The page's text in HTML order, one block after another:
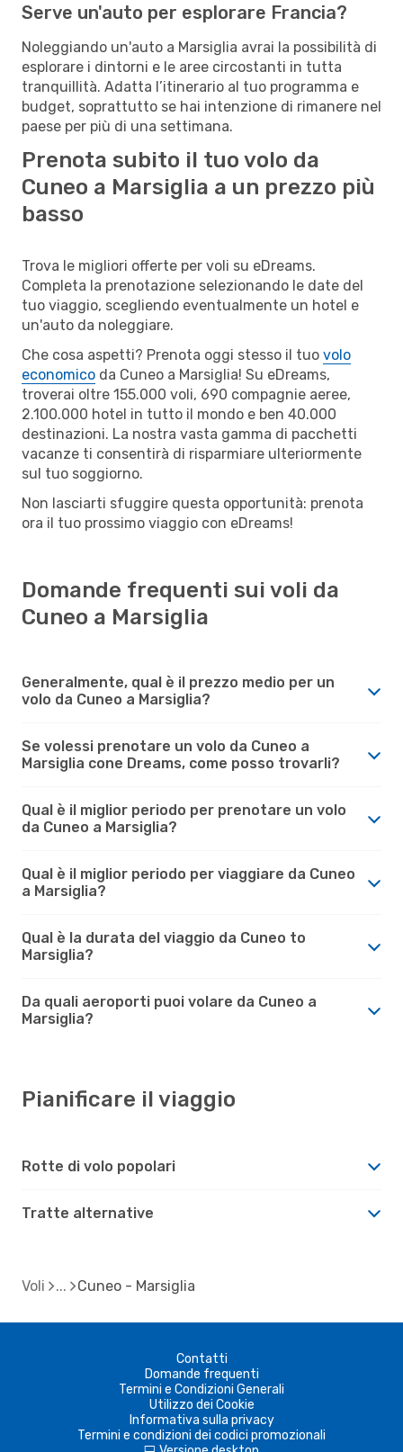
Serve un'auto per esplorare Francia?
Noleggiando un'auto a Marsiglia avrai la possibilità di
esplorare i dintorni e le aree circostanti in tutta
tranquillità. Adatta l’itinerario al tuo programma e
budget, soprattutto se hai intenzione di rimanere nel
paese per più di una settimana.
Prenota subito il tuo volo da
Cuneo a Marsiglia a un prezzo più
basso
Trova le migliori offerte per voli su eDreams.
Completa la prenotazione selezionando le date del
tuo viaggio, scegliendo eventualmente un hotel e
un'auto da noleggiare.
Che cosa aspetti? Prenota oggi stesso il tuo volo
economico da Cuneo a Marsiglia! Su eDreams,
troverai oltre 155.000 voli, 690 compagnie aeree,
2.100.000 hotel in tutto il mondo e ben 40.000
destinazioni. La nostra vasta gamma di pacchetti
vacanze ti consentirà di risparmiare ulteriormente
sul tuo soggiorno.
Non lasciarti sfuggire questa opportunità: prenota
ora il tuo prossimo viaggio con eDreams!
Domande frequenti sui voli da
Cuneo a Marsiglia
Generalmente, qual è il prezzo medio per un
volo da Cuneo a Marsiglia?
Se volessi prenotare un volo da Cuneo a
Marsiglia cone Dreams, come posso trovarli?
Qual è il miglior periodo per prenotare un volo
da Cuneo a Marsiglia?
Qual è il miglior periodo per viaggiare da Cuneo
a Marsiglia?
Qual è la durata del viaggio da Cuneo to
Marsiglia?
Da quali aeroporti puoi volare da Cuneo a
Marsiglia?
Pianificare il viaggio
Rotte di volo popolari
Tratte alternative
Voli Cuneo - Marsiglia
Contatti
Domande frequenti
Termini e Condizioni Generali
Utilizzo dei Cookie
Informativa sulla privacy
Termini e condizioni dei codici promozionali